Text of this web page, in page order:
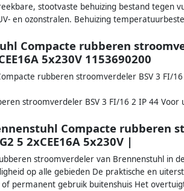
stootvaste behuizing bestand tegen
en ozonstralen. Behuizing
Compacte rubberen
5x230V 1153690200
rubberen stroomverdeler BSV 3 FI/16
stroomverdeler BSV 3 FI/16 2 IP 44
Compacte rubberen
5 2xCEE16A 5x230V |
stroomverdeler van Brennenstuhl in
op alle gebieden De praktische en
permanent gebruik buitenshuis Het